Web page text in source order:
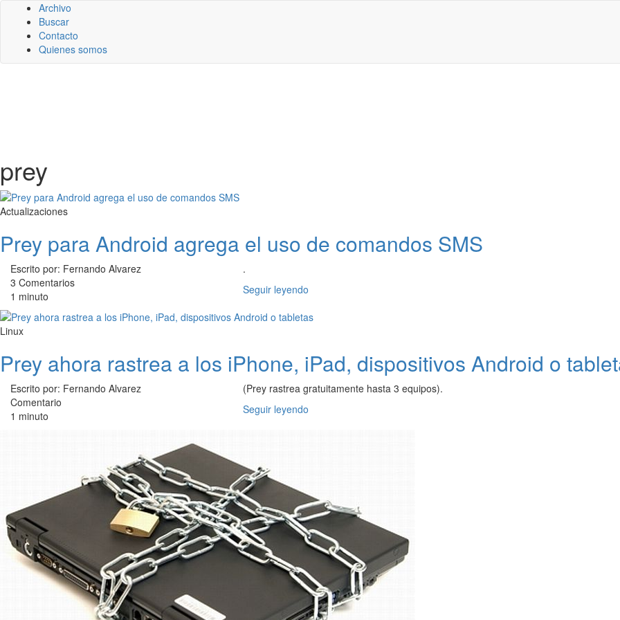
Archivo
Buscar
Contacto
Quienes somos
prey
Actualizaciones
Prey para Android agrega el uso de comandos SMS
Escrito por: Fernando Alvarez
3 Comentarios
1 minuto
.
Seguir leyendo
Linux
Prey ahora rastrea a los iPhone, iPad, dispositivos Android o
Escrito por: Fernando Alvarez
Comentario
1 minuto
(Prey rastrea gratuitamente hasta 3 equipos).
Seguir leyendo